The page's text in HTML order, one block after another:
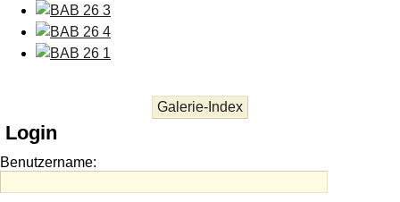
Galerie-Index
Login
Benutzername: